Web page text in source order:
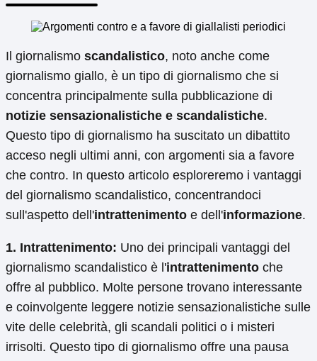
Il giornalismo scandalistico, noto anche come
giornalismo giallo, è un tipo di giornalismo che si
concentra principalmente sulla pubblicazione di
notizie sensazionalistiche e scandalistiche.
Questo tipo di giornalismo ha suscitato un dibattito
acceso negli ultimi anni, con argomenti sia a favore
che contro. In questo articolo esploreremo i vantaggi
del giornalismo scandalistico, concentrandoci
sull'aspetto dell'intrattenimento e dell'informazione.
1. Intrattenimento: Uno dei principali vantaggi del
giornalismo scandalistico è l'intrattenimento che
offre al pubblico. Molte persone trovano interessante
e coinvolgente leggere notizie sensazionalistiche sulle
vite delle celebrità, gli scandali politici o i misteri
irrisolti. Questo tipo di giornalismo offre una pausa